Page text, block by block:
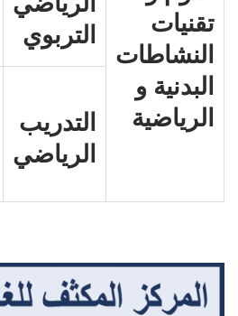
تقنيات
النشاطات
البدنية و
الرياضية
التربوي
التدريب
الرياضي